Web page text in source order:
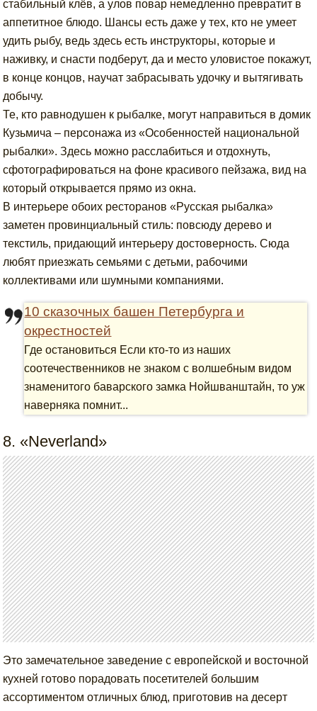
стабильный клёв, а улов повар немедленно превратит в
аппетитное блюдо. Шансы есть даже у тех, кто не умеет
удить рыбу, ведь здесь есть инструкторы, которые и
наживку, и снасти подберут, да и место уловистое покажут,
в конце концов, научат забрасывать удочку и вытягивать
добычу.
Те, кто равнодушен к рыбалке, могут направиться в домик
Кузьмича – персонажа из «Особенностей национальной
рыбалки». Здесь можно расслабиться и отдохнуть,
сфотографироваться на фоне красивого пейзажа, вид на
который открывается прямо из окна.
В интерьере обоих ресторанов «Русская рыбалка»
заметен провинциальный стиль: повсюду дерево и
текстиль, придающий интерьеру достоверность. Сюда
любят приезжать семьями с детьми, рабочими
коллективами или шумными компаниями.
10 сказочных башен Петербурга и
окрестностей
Где остановиться Если кто-то из наших
соотечественников не знаком с волшебным видом
знаменитого баварского замка Нойшванштайн, то уж
наверняка помнит...
8. «Neverland»
Это замечательное заведение с европейской и восточной
кухней готово порадовать посетителей большим
ассортиментом отличных блюд, приготовив на десерт